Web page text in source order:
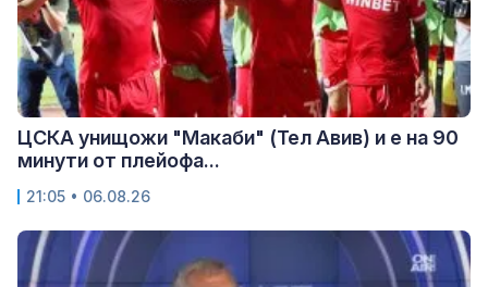
ЦСКА унищожи "Макаби" (Тел Авив) и е на 90
минути от плейофа...
21:05 • 06.08.26